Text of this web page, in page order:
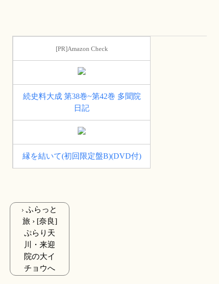
[PR]Amazon Check
続史料大成 第38巻~第42巻 多聞院
日記
縁を結いて(初回限定盤B)(DVD付)
ふらっと
旅 › [奈良]
ぷらり天
川・来迎
院の大イ
チョウへ